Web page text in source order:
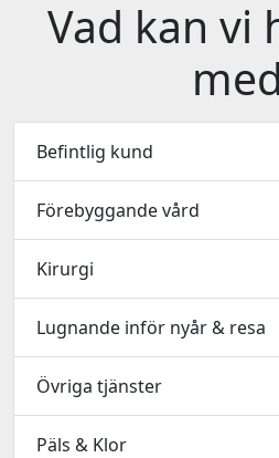
Vad kan vi
Befintlig kund
Förebyggande vård
Kirurgi
Lugnande inför nyår & resa
Övriga tjänster
Päls & Klor